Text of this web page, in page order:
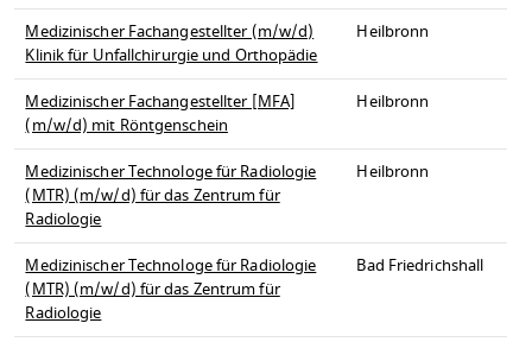
Medizinischer Fachangestellter (m/w/d)
Klinik für Unfallchirurgie und Orthopädie
Heilbronn
Medizinischer Fachangestellter [MFA]
(m/w/d) mit Röntgenschein
Heilbronn
Medizinischer Technologe für Radiologie
(MTR) (m/w/d) für das Zentrum für
Radiologie
Heilbronn
Medizinischer Technologe für Radiologie
(MTR) (m/w/d) für das Zentrum für
Radiologie
Bad Friedrichshall